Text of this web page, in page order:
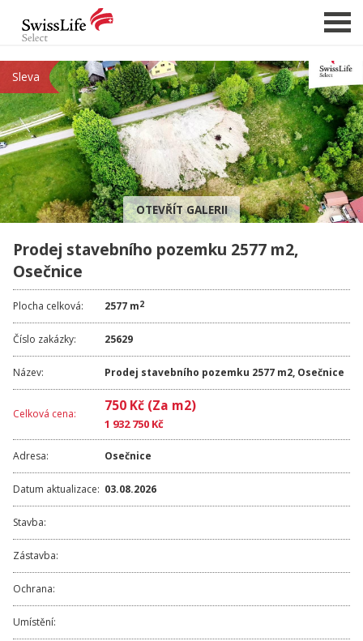
NABÍDKA NEMOVITOSTÍ
CHCI PRODAT / PRONAJMOUT
HLÍDAT NOVÉ NABÍDKY
CHCI OCENIT NEMOVITOST
O NÁS
REFERENCE
SLUŽBY
KARIÉRA
FINANCOVÁNÍ / HYPOTÉKA
KONTAKT
Sleva
OTEVŘÍT GALERII
Prodej stavebního pozemku 2577 m2,
Osečnice
Plocha celková: 2577 m2
Číslo zakázky: 25629
Název: Prodej stavebního pozemku 2577 m2, Osečnice
Celková cena: 750 Kč (Za m2)
1 932 750 Kč
Adresa: Osečnice
Datum aktualizace: 03.08.2026
Stavba:
Zástavba:
Ochrana:
Umístění: